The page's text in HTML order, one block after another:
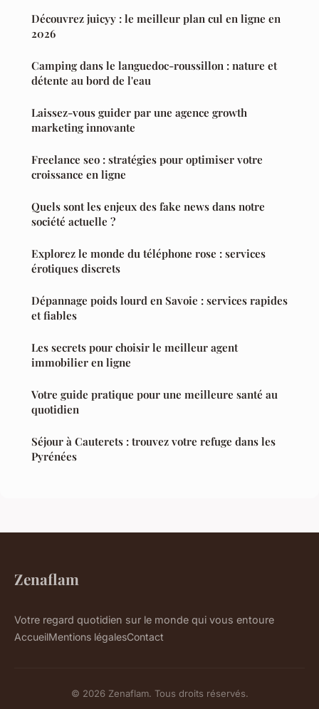
Découvrez juicyy : le meilleur plan cul en ligne en
2026
Camping dans le languedoc-roussillon : nature et
détente au bord de l'eau
Laissez-vous guider par une agence growth
marketing innovante
Freelance seo : stratégies pour optimiser votre
croissance en ligne
Quels sont les enjeux des fake news dans notre
société actuelle ?
Explorez le monde du téléphone rose : services
érotiques discrets
Dépannage poids lourd en Savoie : services rapides
et fiables
Les secrets pour choisir le meilleur agent
immobilier en ligne
Votre guide pratique pour une meilleure santé au
quotidien
Séjour à Cauterets : trouvez votre refuge dans les
Pyrénées
Zenaflam
Votre regard quotidien sur le monde qui vous entoure
AccueilMentions légalesContact
© 2026 Zenaflam. Tous droits réservés.